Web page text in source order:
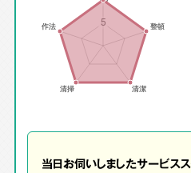
当日お伺いしましたサービスス